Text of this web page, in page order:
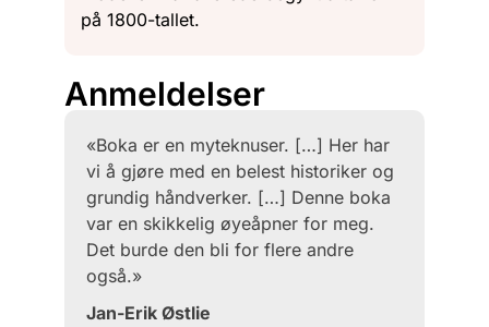
på 1800-tallet.
Anmeldelser
«Boka er en myteknuser. […] Her har
vi å gjøre med en belest historiker og
grundig håndverker. […] Denne boka
var en skikkelig øyeåpner for meg.
Det burde den bli for flere andre
også.»
Jan-Erik Østlie